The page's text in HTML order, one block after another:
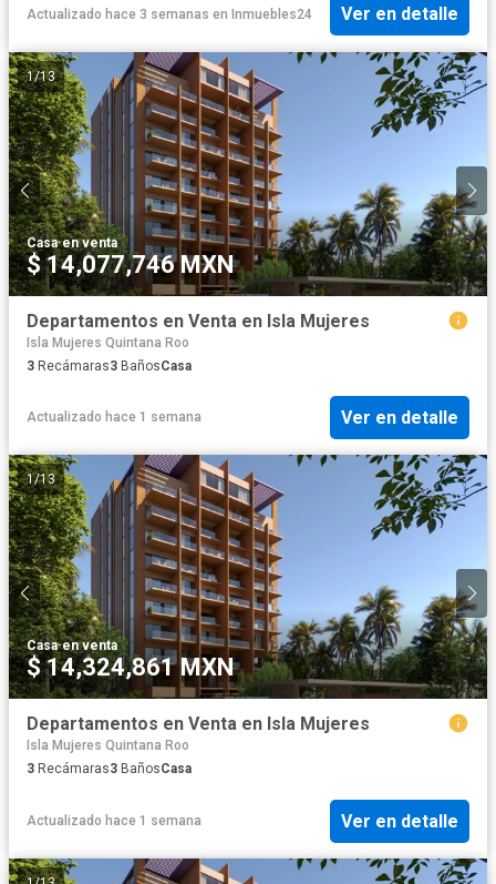
Actualizado hace 3 semanas en Inmuebles24 Ver en detalle
1/13
Casa·en venta
$ 14,077,746 MXN
Departamentos en Venta en Isla Mujeres
Isla Mujeres Quintana Roo
3 Recámaras3 BañosCasa
Actualizado hace 1 semana Ver en detalle
1/13
Casa·en venta
$ 14,324,861 MXN
Departamentos en Venta en Isla Mujeres
Isla Mujeres Quintana Roo
3 Recámaras3 BañosCasa
Actualizado hace 1 semana Ver en detalle